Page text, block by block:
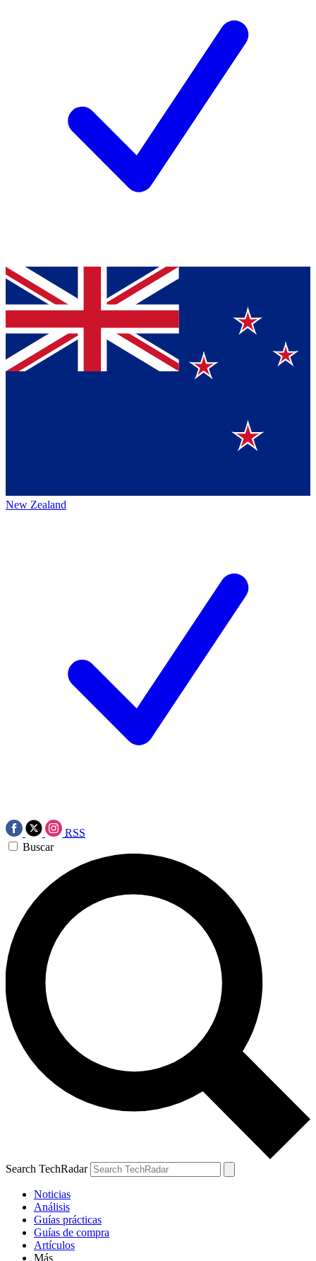
New Zealand
RSS
Buscar
Search TechRadar
Noticias
Análisis
Guías prácticas
Guías de compra
Artículos
Más